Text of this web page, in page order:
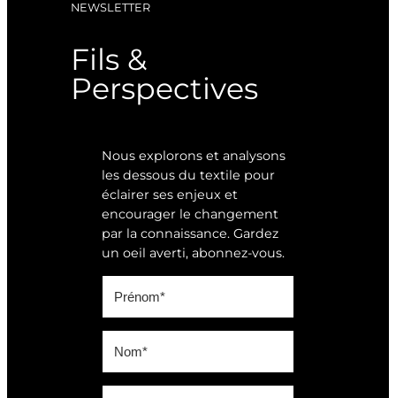
NEWSLETTER
Fils &
Perspectives
Nous explorons et analysons
les dessous du textile pour
éclairer ses enjeux et
encourager le changement
par la connaissance. Gardez
un oeil averti, abonnez-vous.